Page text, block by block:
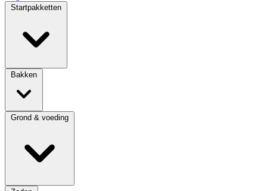
Startpakketten
Bakken
Grond & voeding